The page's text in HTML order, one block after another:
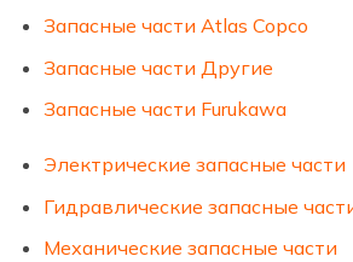
Запасные части Atlas Copco
Запасные части Другие
Запасные части Furukawa
Электрические запасные части
Гидравлические запасные
Механические запасные части